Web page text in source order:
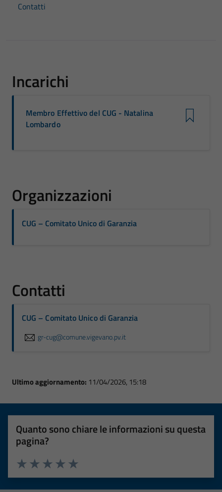
Contatti
Incarichi
Membro Effettivo del CUG - Natalina
Lombardo
Organizzazioni
CUG – Comitato Unico di Garanzia
Contatti
CUG – Comitato Unico di Garanzia
gr-cug@comune.vigevano.pv.it
Ultimo aggiornamento: 11/04/2026, 15:18
Quanto sono chiare le informazioni su questa
pagina?
Valuta 5 stelle su 5
Valuta 4 stelle su 5
Valuta 3 stelle su 5
Valuta 2 stelle su 5
Valuta 1 stelle su 5